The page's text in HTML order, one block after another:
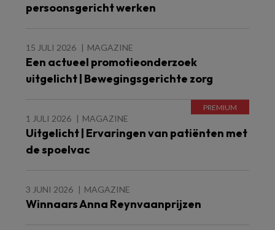
persoonsgericht werken
15 JULI 2026 MAGAZINE
Een actueel promotieonderzoek
uitgelicht | Bewegingsgerichte zorg
1 JULI 2026 MAGAZINE
Uitgelicht | Ervaringen van patiënten met
de spoelvac
3 JUNI 2026 MAGAZINE
Winnaars Anna Reynvaanprijzen